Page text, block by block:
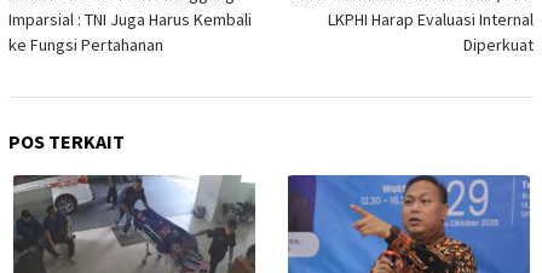
Imparsial : TNI Juga Harus Kembali
ke Fungsi Pertahanan
LKPHI Harap Evaluasi Internal
Diperkuat
POS TERKAIT